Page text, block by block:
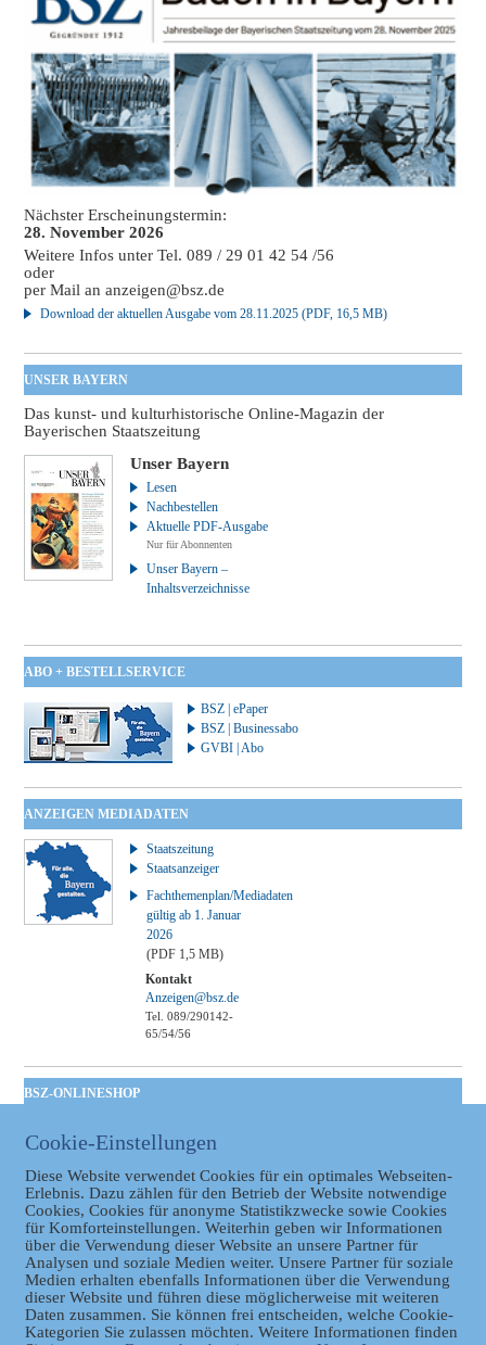
Nächster Erscheinungstermin:
28. November 2026
Weitere Infos unter Tel. 089 / 29 01 42 54 /56
oder
per Mail ananzeigen@bsz.de
Download der aktuellen Ausgabe vom 28.11.2025 (PDF, 16,5 MB)
UNSER BAYERN
Das kunst- und kulturhistorische Online-Magazin der
Bayerischen Staatszeitung
Unser Bayern
Lesen
Nachbestellen
Aktuelle PDF-Ausgabe
Nur für Abonnenten
Unser Bayern –
Inhaltsverzeichnisse
ABO + BESTELLSERVICE
BSZ | ePaper
BSZ | Businessabo
GVBI | Abo
ANZEIGEN MEDIADATEN
Staatszeitung
Staatsanzeiger
Fachthemenplan/Mediadaten
gültig ab 1. Januar
2026
(PDF 1,5 MB)
Kontakt
Anzeigen@bsz.de
Tel. 089/290142-
65/54/56
BSZ-ONLINESHOP
Taschenbuch
GVBl | Einbanddecke
Datenschutz
Cookie-Einstellungen
Diese Website verwendet Cookies für ein optimales Webseiten-
Erlebnis. Dazu zählen für den Betrieb der Website notwendige
Cookies, Cookies für anonyme Statistikzwecke sowie Cookies
für Komforteinstellungen. Weiterhin geben wir Informationen
über die Verwendung dieser Website an unsere Partner für
Analysen und soziale Medien weiter. Unsere Partner für soziale
Medien erhalten ebenfalls Informationen über die Verwendung
dieser Website und führen diese möglicherweise mit weiteren
Daten zusammen. Sie können frei entscheiden, welche Cookie-
Kategorien Sie zulassen möchten. Weitere Informationen finden